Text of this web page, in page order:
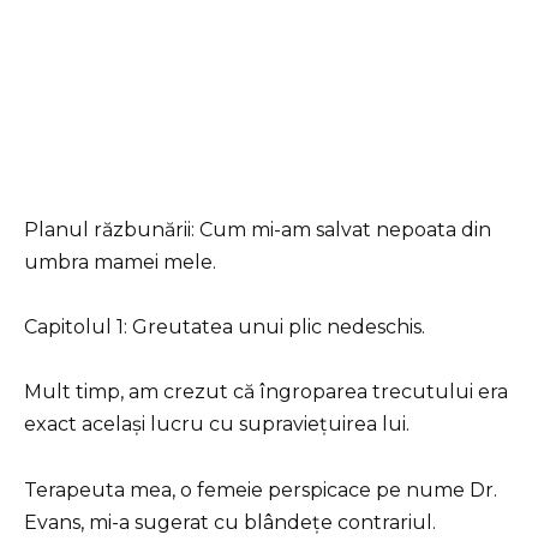
Planul răzbunării: Cum mi-am salvat nepoata din
umbra mamei mele.
Capitolul 1: Greutatea unui plic nedeschis.
Mult timp, am crezut că îngroparea trecutului era
exact același lucru cu supraviețuirea lui.
Terapeuta mea, o femeie perspicace pe nume Dr.
Evans, mi-a sugerat cu blândețe contrariul.